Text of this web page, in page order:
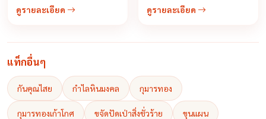
ดูรายละเอียด
เวทย์มนต์เป็นเลิศ นอกจากครูบา
เวทยาคมต่างๆของสำนักอื่น
และเป็นอาจารย์ฆาราวาสจอม
ขมังเวทย์
ดูรายละเอียด
แท็กอื่นๆ
กันคุณไสย กำไลหินมงคล กุมารทอง
กุมารทองเก้าโกศ ขจัดปัดเป่าสิ่งชั่วร้าย ขุนแผน